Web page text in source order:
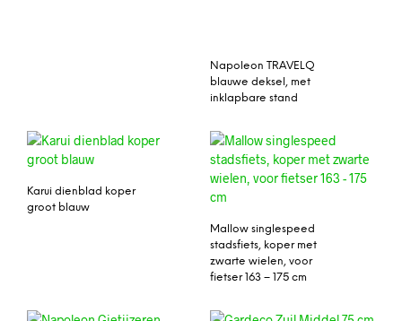
Napoleon TRAVELQ
blauwe deksel, met
inklapbare stand
Karui dienblad koper
groot blauw
Mallow singlespeed
stadsfiets, koper met
zwarte wielen, voor
fietser 163 – 175 cm